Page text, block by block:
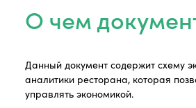
О чем
Данный документ содержит схему
аналитики ресторана, которая
управлять экономикой.